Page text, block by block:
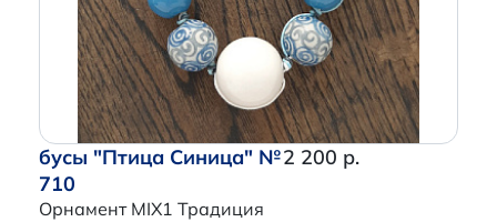
бусы "Птица Синица" №
710
Орнамент MIX1 Традиция
2 200 р.